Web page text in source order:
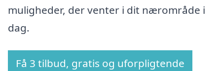
muligheder, der venter i dit nærområde i
dag.
Få 3 tilbud, gratis og uforpligtende